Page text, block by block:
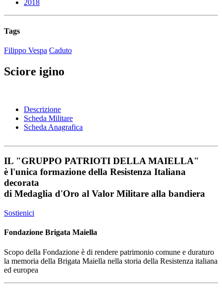
2018
Tags
Filippo Vespa Caduto
Sciore igino
Descrizione
Scheda Militare
Scheda Anagrafica
IL "GRUPPO PATRIOTI DELLA MAIELLA"
è l'unica formazione della Resistenza Italiana
decorata
di Medaglia d'Oro al Valor Militare alla bandiera
Sostienici
Fondazione Brigata Maiella
Scopo della Fondazione è di rendere patrimonio comune e duraturo
la memoria della Brigata Maiella nella storia della Resistenza italiana
ed europea